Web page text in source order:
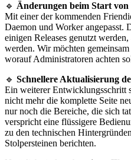
🔹 Änderungen beim Start
Mit einer der kommenden
Daemon und Worker angepasst.
einigen Releases genutzt
werden. Wir möchten
worauf Administratoren achten
🔹 Schnellere Aktualisierung
Ein weiterer Entwicklungsschritt
nicht mehr die komplette Seite
nur noch die Bereiche, die sich
verspricht eine flüssigere
zu den technischen
Stolpersteinen berichten.